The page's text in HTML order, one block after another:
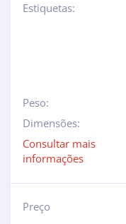
Estiquetas:
Peso:
Dimensões:
Consultar mais
informações
Preço